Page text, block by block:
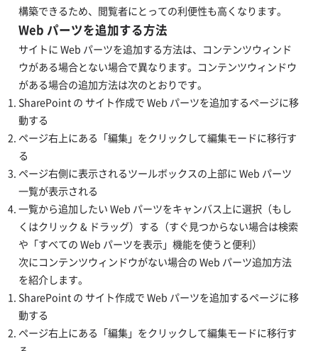
構築できるため、閲覧者にとっての利便性も高くなります。
Web パーツを追加する方法
サイトに Web パーツを追加する方法は、コンテンツウィンド
ウがある場合とない場合で異なります。コンテンツウィンドウ
がある場合の追加方法は次のとおりです。
SharePoint の サイト作成で Web パーツを追加するページに移
動する
ページ右上にある「編集」をクリックして編集モードに移行す
る
ページ右側に表示されるツールボックスの上部に Web パーツ
一覧が表示される
一覧から追加したい Web パーツをキャンバス上に選択（もし
くはクリック & ドラッグ）する（すぐ見つからない場合は検索
や「すべての Web パーツを表示」機能を使うと便利）
次にコンテンツウィンドウがない場合の Web パーツ追加方法
を紹介します。
SharePoint の サイト作成で Web パーツを追加するページに移
動する
ページ右上にある「編集」をクリックして編集モードに移行す